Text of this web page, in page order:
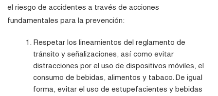
el riesgo de accidentes a través de acciones
fundamentales para la prevención:
Respetar los lineamientos del reglamento de
tránsito y señalizaciones, así como evitar
distracciones por el uso de dispositivos móviles, el
consumo de bebidas, alimentos y tabaco. De igual
forma, evitar el uso de estupefacientes y bebidas